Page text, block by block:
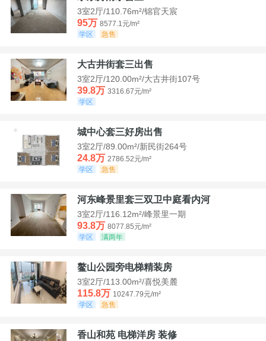
3室2厅/110.76m²/锦官天宸
95万 8577.1元/m²
学区
急售
大古井街套三出售
3室2厅/120.00m²/大古井街107号
39.8万 3316.67元/m²
学区
城中心套三好房出售
3室2厅/89.00m²/新民街264号
24.8万 2786.52元/m²
学区
急售
河东峰景里套三双卫中庭看内河
3室2厅/116.12m²/峰景里一期
93.8万 8077.85元/m²
学区
满两年
鳌山公园旁电梯精装房
3室2厅/113.00m²/喜悦美麓
115.8万 10247.79元/m²
学区
急售
香山和苑 电梯洋房 装修